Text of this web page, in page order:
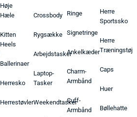
Høje
Hæle
Kitten
Heels
Ballerinaer
Herresko
Herrestøvler
Crossbody
Rygsække
Arbejdstasker
Laptop-
Tasker
Weekendtasker
Ringe
Signetringe
Ankelkæder
Charm-
Armbånd
Cuff-
Armbånd
Herre
Sportssko
Herre
Træningstøj
Caps
Huer
Bøllehatte